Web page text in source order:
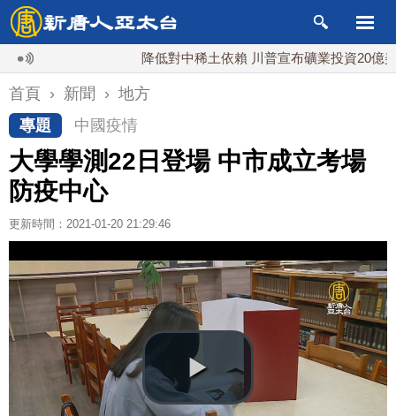
降低對中稀土依賴 川普宣布礦業投資20億美元
首頁 › 新聞 › 地方
專題
中國疫情
大學學測22日登場 中市成立考場
防疫中心
更新時間：2021-01-20 21:29:46